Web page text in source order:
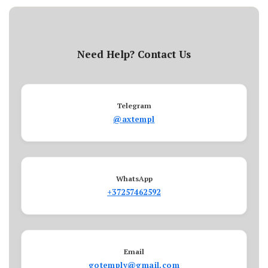
Need Help? Contact Us
Telegram
@axtempl
WhatsApp
+37257462592
Email
gotemply@gmail.com